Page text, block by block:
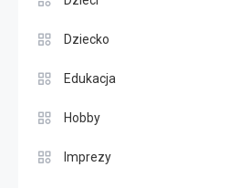
Dziecko
Edukacja
Hobby
Imprezy